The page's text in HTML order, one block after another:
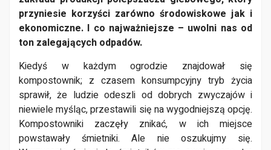
przyniesie korzyści zarówno środowiskowe jak i
ekonomiczne. I co najważniejsze – uwolni nas od
ton zalegających odpadów.
Kiedyś w każdym ogrodzie znajdował się
kompostownik; z czasem konsumpcyjny tryb życia
sprawił, że ludzie odeszli od dobrych zwyczajów i
niewiele myśląc, przestawili się na wygodniejszą opcję.
Kompostowniki zaczęły znikać, w ich miejsce
powstawały śmietniki. Ale nie oszukujmy się.